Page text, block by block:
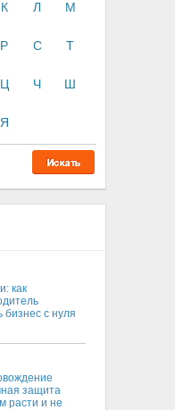
К Л М
Р С Т
Ц Ч Ш
Я
как
бизнес с нуля
защита
расти и не